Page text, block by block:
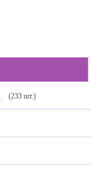
(233 шт.)